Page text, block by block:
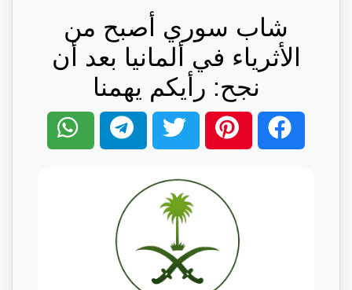
شاب سوري أصبح من
الأثرياء في ألمانيا بعد أن
نجح: رأيكم يهمنا